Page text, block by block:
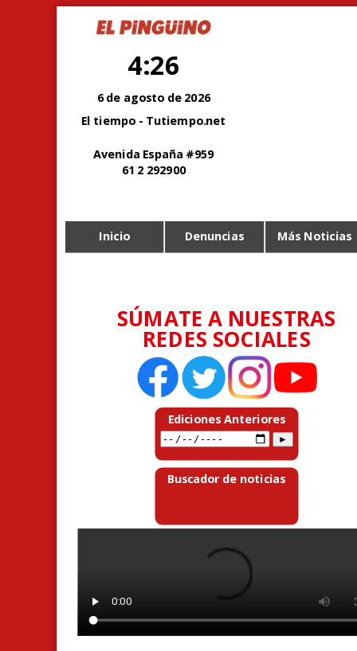
4:26
6 de agosto de 2026
El tiempo - Tutiempo.net
Avenida España #959
61 2 292900
Inicio Denuncias Más Noticias
SÚMATE A NUESTRAS
REDES SOCIALES
Ediciones Anteriores
Buscador de noticias